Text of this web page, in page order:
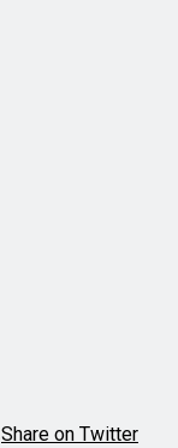
Share on Twitter